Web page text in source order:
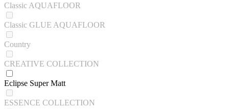
Classic AQUAFLOOR
Classic GLUE AQUAFLOOR
Country
CREATIVE COLLECTION
Eclipse Super Matt
ESSENCE COLLECTION